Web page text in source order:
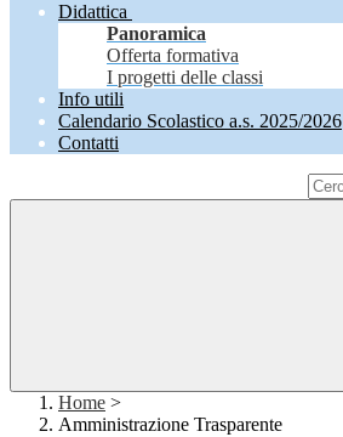
Didattica
Panoramica
Offerta formativa
I progetti delle classi
Info utili
Calendario Scolastico a.s. 2025/2026
Contatti
Home >
Amministrazione Trasparente